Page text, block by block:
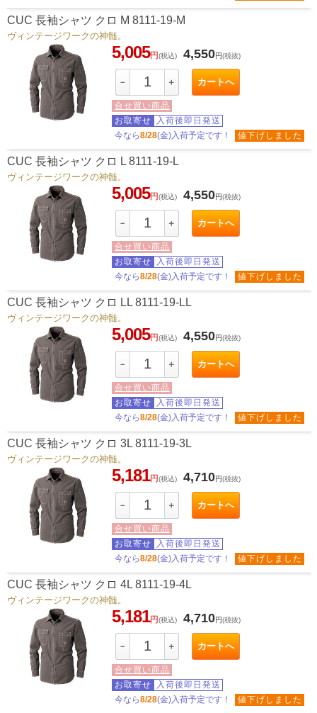
CUC 長袖シャツ クロ M 8111-19-M
ヴィンテージワークの神髄。
5,005円(税込) 4,550円(税抜)
－ ＋ カートへ
合せ買い商品
お取寄せ
入荷後即日発送
今なら8/28(金)入荷予定です！ 値下げしました
CUC 長袖シャツ クロ L 8111-19-L
ヴィンテージワークの神髄。
5,005円(税込) 4,550円(税抜)
－ ＋ カートへ
合せ買い商品
お取寄せ
入荷後即日発送
今なら8/28(金)入荷予定です！ 値下げしました
CUC 長袖シャツ クロ LL 8111-19-LL
ヴィンテージワークの神髄。
5,005円(税込) 4,550円(税抜)
－ ＋ カートへ
合せ買い商品
お取寄せ
入荷後即日発送
今なら8/28(金)入荷予定です！ 値下げしました
CUC 長袖シャツ クロ 3L 8111-19-3L
ヴィンテージワークの神髄。
5,181円(税込) 4,710円(税抜)
－ ＋ カートへ
合せ買い商品
お取寄せ
入荷後即日発送
今なら8/28(金)入荷予定です！ 値下げしました
CUC 長袖シャツ クロ 4L 8111-19-4L
ヴィンテージワークの神髄。
5,181円(税込) 4,710円(税抜)
－ ＋ カートへ
合せ買い商品
お取寄せ
入荷後即日発送
今なら8/28(金)入荷予定です！ 値下げしました